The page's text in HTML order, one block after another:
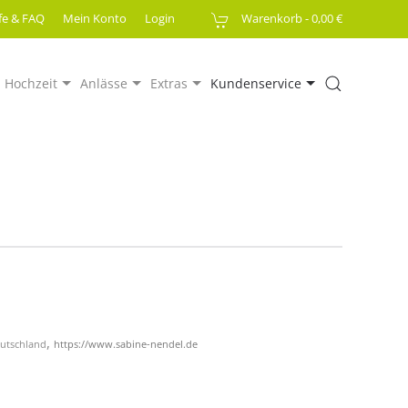
& FAQ Mein Konto Login Warenkorb -0,00 €
Hochzeit Anlässe Extras Kundenservice
, https://www.sabine-nendel.de